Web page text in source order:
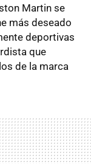
Martin se
más deseado
deportivas
que
de la marca